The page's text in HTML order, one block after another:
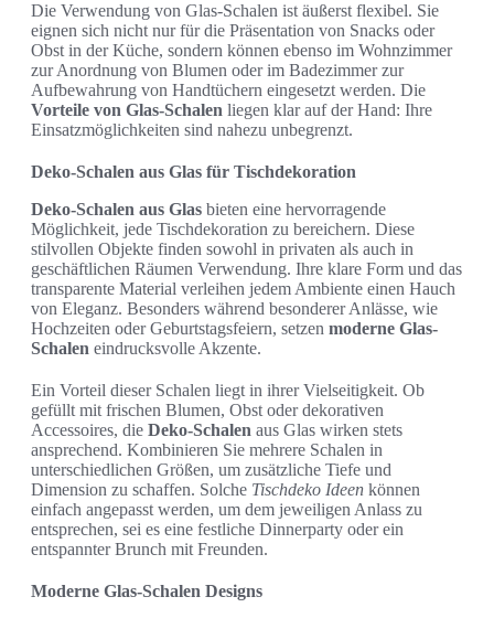
Die Verwendung von Glas-Schalen ist äußerst flexibel. Sie
eignen sich nicht nur für die Präsentation von Snacks oder
Obst in der Küche, sondern können ebenso im Wohnzimmer
zur Anordnung von Blumen oder im Badezimmer zur
Aufbewahrung von Handtüchern eingesetzt werden. Die
Vorteile von Glas-Schalen liegen klar auf der Hand: Ihre
Einsatzmöglichkeiten sind nahezu unbegrenzt.
Deko-Schalen aus Glas für Tischdekoration
Deko-Schalen aus Glas bieten eine hervorragende
Möglichkeit, jede Tischdekoration zu bereichern. Diese
stilvollen Objekte finden sowohl in privaten als auch in
geschäftlichen Räumen Verwendung. Ihre klare Form und das
transparente Material verleihen jedem Ambiente einen Hauch
von Eleganz. Besonders während besonderer Anlässe, wie
Hochzeiten oder Geburtstagsfeiern, setzen moderne Glas-
Schalen eindrucksvolle Akzente.
Ein Vorteil dieser Schalen liegt in ihrer Vielseitigkeit. Ob
gefüllt mit frischen Blumen, Obst oder dekorativen
Accessoires, die Deko-Schalen aus Glas wirken stets
ansprechend. Kombinieren Sie mehrere Schalen in
unterschiedlichen Größen, um zusätzliche Tiefe und
Dimension zu schaffen. Solche Tischdeko Ideen können
einfach angepasst werden, um dem jeweiligen Anlass zu
entsprechen, sei es eine festliche Dinnerparty oder ein
entspannter Brunch mit Freunden.
Moderne Glas-Schalen Designs